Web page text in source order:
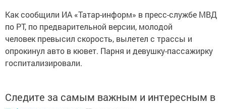
Как сообщили ИА «Татар-информ» в пресс-службе МВД
по РТ, по предварительной версии, молодой
человек превысил скорость, вылетел с трассы и
опрокинул авто в кювет. Парня и девушку-пассажирку
госпитализировали.
Следите за самым важным и интересным в